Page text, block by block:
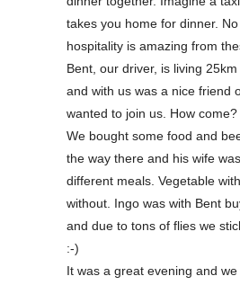
takes you home for dinner.
hospitality is amazing from
Bent, our driver, is living 25km
and with us was a nice friend
wanted to join us. How come?
We bought some food and
the way there and his wife
different meals. Vegetable
without. Ingo was with Bent
and due to tons of flies we
:-)
It was a great evening and we